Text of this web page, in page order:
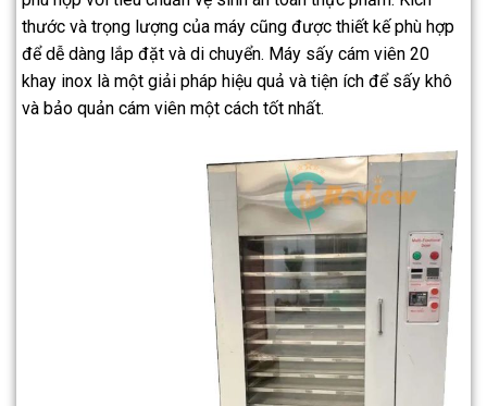
thước và trọng lượng của máy cũng được thiết kế phù hợp
để dễ dàng lắp đặt và di chuyển. Máy sấy cám viên 20
khay inox là một giải pháp hiệu quả và tiện ích để sấy khô
và bảo quản cám viên một cách tốt nhất.